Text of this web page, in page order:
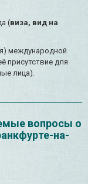
(виза, вид на
международной
присутствие для
лица).
вопросы о
на-